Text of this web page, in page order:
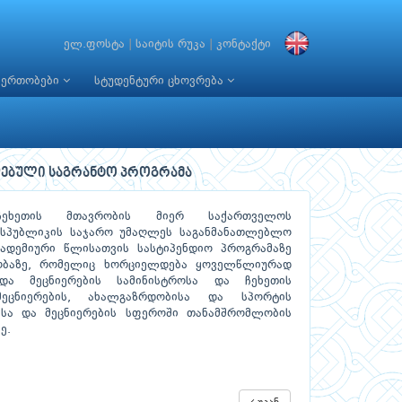
ელ.ფოსტა საიტის რუკა კონტაქტი
სტუდენტური ცხოვრება
საგრანტო პროგრამა
მთავრობის მიერ საქართველოს
საჯარო უმაღლეს საგანმანათლებლო
წლისათვის სასტიპენდიო პროგრამაზე
რომელიც ხორციელდება ყოველწლიურად
მეცნიერების სამინისტროსა და ჩეხეთის
ახალგაზრდობისა და სპორტის
და მეცნიერების სფეროში თანამშრომლობის